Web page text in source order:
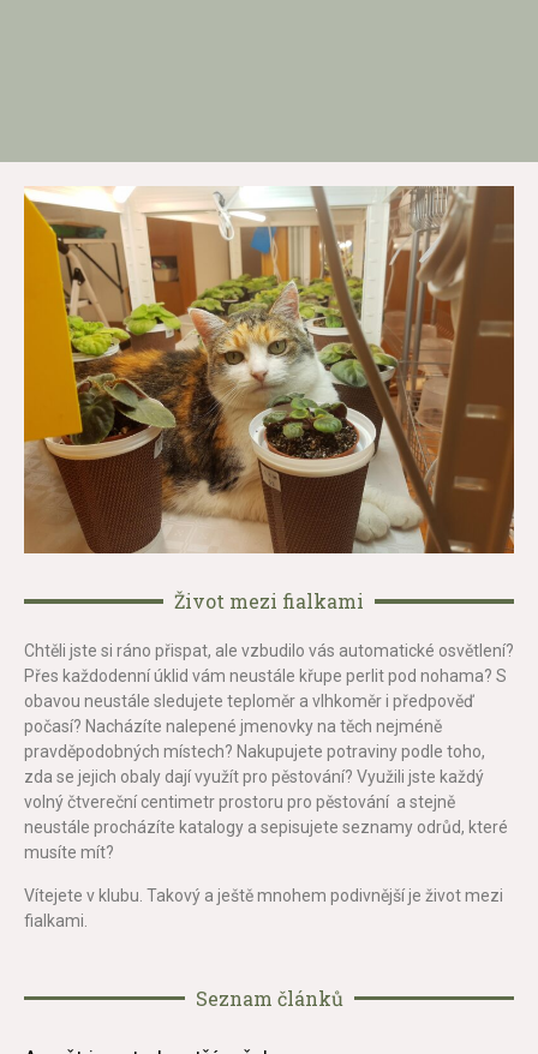
Život mezi fialkami
Chtěli jste si ráno přispat, ale vzbudilo vás automatické osvětlení?
Přes každodenní úklid vám neustále křupe perlit pod nohama? S
obavou neustále sledujete teploměr a vlhkoměr i předpověď
počasí? Nacházíte nalepené jmenovky na těch nejméně
pravděpodobných místech? Nakupujete potraviny podle toho,
zda se jejich obaly dají využít pro pěstování? Využili jste každý
volný čtvereční centimetr prostoru pro pěstování a stejně
neustále procházíte katalogy a sepisujete seznamy odrůd, které
musíte mít?
Vítejete v klubu. Takový a ještě mnohem podivnější je život mezi
fialkami.
Seznam článků